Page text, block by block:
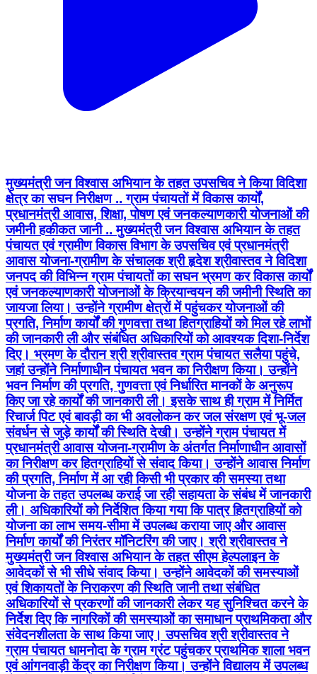
मुख्यमंत्री जन विश्वास अभियान के तहत उपसचिव ने किया विदिशा
क्षेत्र का सघन निरीक्षण .. ग्राम पंचायतों में विकास कार्यों,
प्रधानमंत्री आवास, शिक्षा, पोषण एवं जनकल्याणकारी योजनाओं की
जमीनी हकीकत जानी .. मुख्यमंत्री जन विश्वास अभियान के तहत
पंचायत एवं ग्रामीण विकास विभाग के उपसचिव एवं प्रधानमंत्री
आवास योजना-ग्रामीण के संचालक श्री हृदेश श्रीवास्तव ने विदिशा
जनपद की विभिन्न ग्राम पंचायतों का सघन भ्रमण कर विकास कार्यों
एवं जनकल्याणकारी योजनाओं के क्रियान्वयन की जमीनी स्थिति का
जायजा लिया। उन्होंने ग्रामीण क्षेत्रों में पहुंचकर योजनाओं की
प्रगति, निर्माण कार्यों की गुणवत्ता तथा हितग्राहियों को मिल रहे लाभों
की जानकारी ली और संबंधित अधिकारियों को आवश्यक दिशा-निर्देश
दिए। भ्रमण के दौरान श्री श्रीवास्तव ग्राम पंचायत सलैया पहुंचे,
जहां उन्होंने निर्माणाधीन पंचायत भवन का निरीक्षण किया। उन्होंने
भवन निर्माण की प्रगति, गुणवत्ता एवं निर्धारित मानकों के अनुरूप
किए जा रहे कार्यों की जानकारी ली। इसके साथ ही ग्राम में निर्मित
रिचार्ज पिट एवं बावड़ी का भी अवलोकन कर जल संरक्षण एवं भू-जल
संवर्धन से जुड़े कार्यों की स्थिति देखी। उन्होंने ग्राम पंचायत में
प्रधानमंत्री आवास योजना-ग्रामीण के अंतर्गत निर्माणाधीन आवासों
का निरीक्षण कर हितग्राहियों से संवाद किया। उन्होंने आवास निर्माण
की प्रगति, निर्माण में आ रही किसी भी प्रकार की समस्या तथा
योजना के तहत उपलब्ध कराई जा रही सहायता के संबंध में जानकारी
ली। अधिकारियों को निर्देशित किया गया कि पात्र हितग्राहियों को
योजना का लाभ समय-सीमा में उपलब्ध कराया जाए और आवास
निर्माण कार्यों की निरंतर मॉनिटरिंग की जाए। श्री श्रीवास्तव ने
मुख्यमंत्री जन विश्वास अभियान के तहत सीएम हेल्पलाइन के
आवेदकों से भी सीधे संवाद किया। उन्होंने आवेदकों की समस्याओं
एवं शिकायतों के निराकरण की स्थिति जानी तथा संबंधित
अधिकारियों से प्रकरणों की जानकारी लेकर यह सुनिश्चित करने के
निर्देश दिए कि नागरिकों की समस्याओं का समाधान प्राथमिकता और
संवेदनशीलता के साथ किया जाए। उपसचिव श्री श्रीवास्तव ने
ग्राम पंचायत धामनोदा के ग्राम ग्रंट पहुंचकर प्राथमिक शाला भवन
एवं आंगनवाड़ी केंद्र का निरीक्षण किया। उन्होंने विद्यालय में उपलब्ध